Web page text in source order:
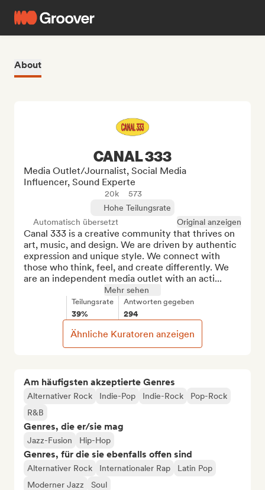
About
Am häufigsten akzeptierte Genres
Alternativer Rock Indie-Pop Indie-Rock
Pop-Rock
R&B
Genres, die er/sie mag
Jazz-Fusion Hip-Hop
Genres, für die sie ebenfalls offen sind
Alternativer Rock Internationaler Rap
Latin Pop
Moderner Jazz
Soul
CANAL 333
Media Outlet/Journalist, Social Media
Influencer, Sound Experte
20k
573
Hohe Teilungsrate
Automatisch übersetzt
Original anzeigen
Canal 333 is a creative community that thrives on
art, music, and design. We are driven by authentic
expression and unique style. We connect with
those who think, feel, and create differently. We
are an independent media outlet with an acti...
Mehr sehen
Teilungsrate
39%
Antworten gegeben
294
Ähnliche Kuratoren anzeigen